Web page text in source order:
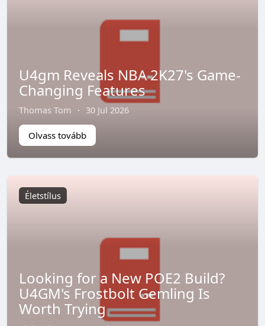
U4gm Reveals NBA 2K27's Game-
Changing Features
Thomas Tom · 30 Jul 2026
Olvass tovább
Életstílus
Looking for a New POE2 Build?
U4GM's Frostbolt Gemling Is
Worth Trying